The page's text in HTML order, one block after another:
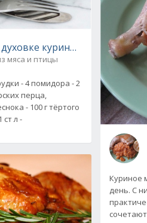
куриные грудки
мяса и птицы
- 4 помидора - 2
перца,
- 100 г тёртого
ст л -
Куриное
день. С